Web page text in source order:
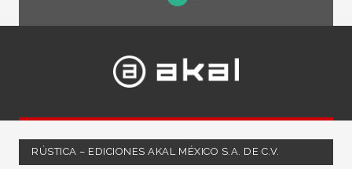
RÚSTICA – EDICIONES AKAL MÉXICO S.A. DE C.V.